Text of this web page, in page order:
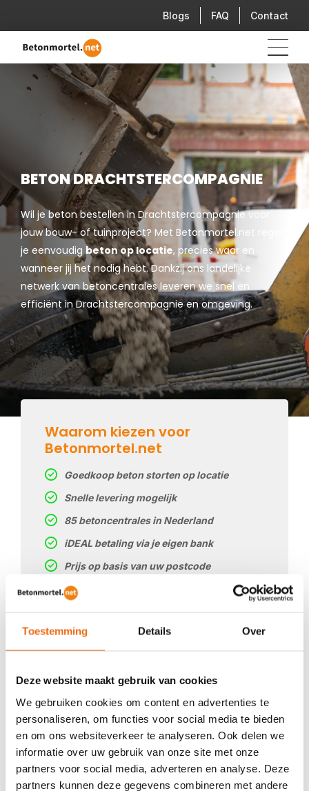
Toestemming Details Over
Deze website maakt gebruik van cookies
We gebruiken cookies om content en advertenties te
personaliseren, om functies voor social media te bieden
en om ons websiteverkeer te analyseren. Ook delen we
informatie over uw gebruik van onze site met onze
partners voor social media, adverteren en analyse. Deze
partners kunnen deze gegevens combineren met andere
Blogs FAQ Contact
BETON DRACHTSTERCOMPAGNIE
Wil je beton bestellen in Drachtstercompagnie voor
jouw bouw- of tuinproject? Met Betonmortel.net regel
je eenvoudig beton op locatie, precies waar en
wanneer jij het nodig hebt. Dankzij ons landelijke
netwerk van betoncentrales leveren we snel en
efficiënt in Drachtstercompagnie en omgeving.
BETON BESTELLEN IN
DRACHTSTERCOMPAGNIE
Ben je op zoek naar een leverancier bij jou in de buurt die
Waarom kiezen voor
Betonmortel.net
Goedkoop beton storten op locatie
Snelle levering mogelijk
85 betoncentrales in Nederland
iDEAL betaling via je eigen bank
Prijs op basis van uw postcode
Regelmatig nieuwe prijzen
Veilig betalen met: